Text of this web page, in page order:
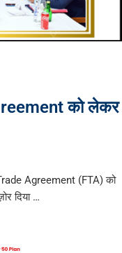
को लेकर
Agreement (FTA) को
दिया …